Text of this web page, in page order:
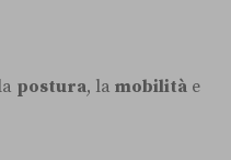
postura, la mobilità e